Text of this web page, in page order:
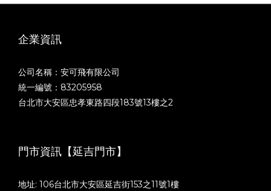
企業資訊
公司名稱：安可飛有限公司
統一編號：83205958
台北市大安區忠孝東路四段183號13樓之2
門市資訊【延吉門市】
地址: 106台北市大安區延吉街153之11號1樓